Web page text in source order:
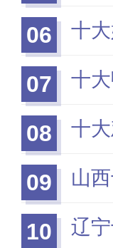
06 十
07 十
08 十
09 山
10 辽